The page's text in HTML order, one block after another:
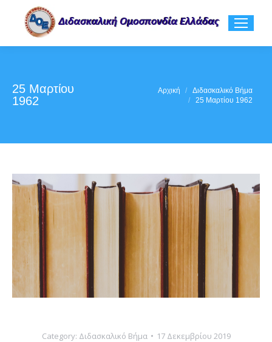
25 Μαρτίου
1962
Αρχική
Διδασκαλικό Βήμα
25 Μαρτίου 1962
Category: Διδασκαλικό Βήμα 17 Δεκεμβρίου 2019